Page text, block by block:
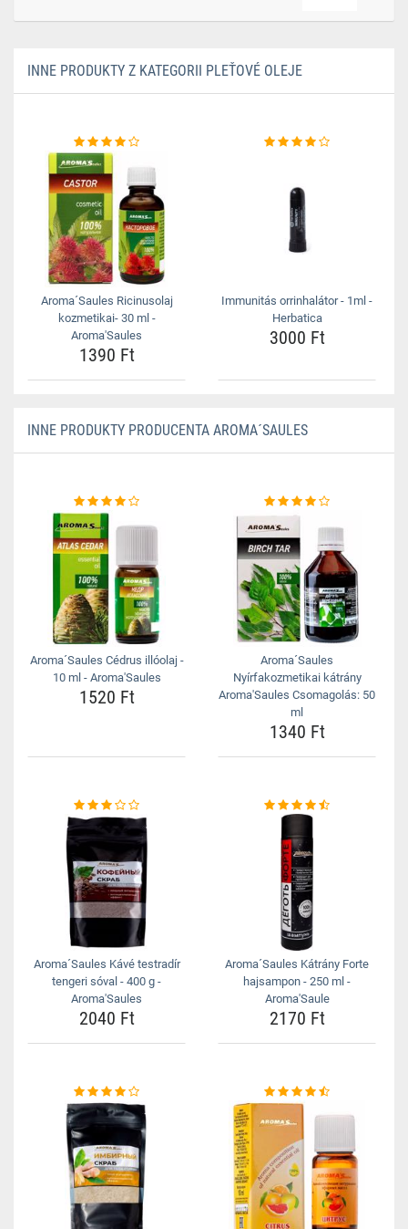
INNE PRODUKTY Z KATEGORII PLEŤOVÉ OLEJE
Aroma´Saules Ricinusolaj
kozmetikai- 30 ml -
Aroma'Saules
1390 Ft
Immunitás orrinhalátor - 1ml -
Herbatica
3000 Ft
INNE PRODUKTY PRODUCENTA AROMA´SAULES
Aroma´Saules Cédrus illóolaj -
10 ml - Aroma'Saules
1520 Ft
Aroma´Saules
Nyírfakozmetikai kátrány
Aroma'Saules Csomagolás: 50
ml
1340 Ft
Aroma´Saules Kávé testradír
tengeri sóval - 400 g -
Aroma'Saules
2040 Ft
Aroma´Saules Kátrány Forte
hajsampon - 250 ml -
Aroma'Saule
2170 Ft